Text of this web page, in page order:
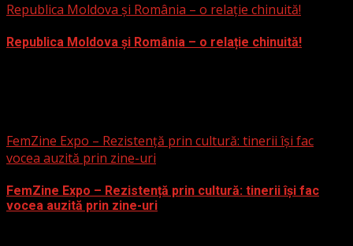
Republica Moldova și România – o relație chinuită!
Republica Moldova și România – o relație chinuită!
FemZine Expo – Rezistență prin cultură: tinerii își fac
vocea auzită prin zine-uri
FemZine Expo – Rezistență prin cultură: tinerii își fac
vocea auzită prin zine-uri